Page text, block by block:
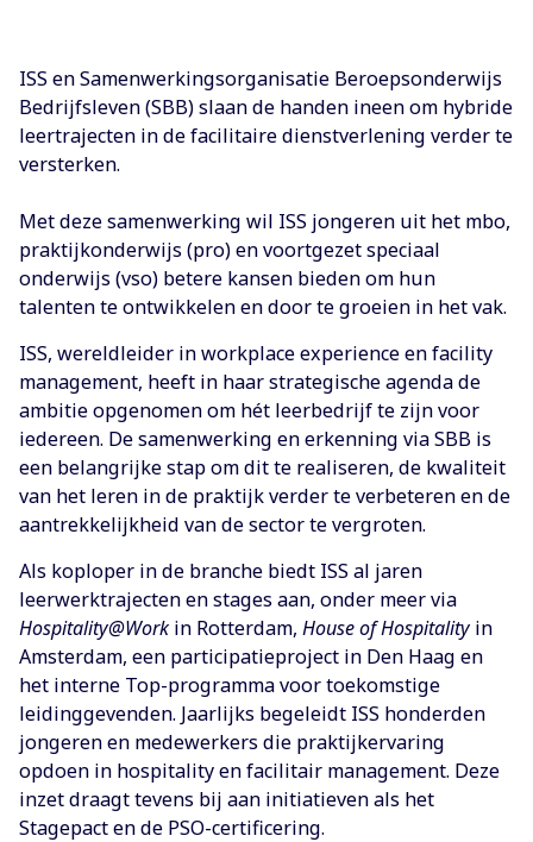
ISS en Samenwerkingsorganisatie Beroepsonderwijs
Bedrijfsleven (SBB) slaan de handen ineen om hybride
leertrajecten in de facilitaire dienstverlening verder te
versterken.
Met deze samenwerking wil ISS jongeren uit het mbo,
praktijkonderwijs (pro) en voortgezet speciaal
onderwijs (vso) betere kansen bieden om hun
talenten te ontwikkelen en door te groeien in het vak.
ISS, wereldleider in workplace experience en facility
management, heeft in haar strategische agenda de
ambitie opgenomen om hét leerbedrijf te zijn voor
iedereen. De samenwerking en erkenning via SBB is
een belangrijke stap om dit te realiseren, de kwaliteit
van het leren in de praktijk verder te verbeteren en de
aantrekkelijkheid van de sector te vergroten.
Als koploper in de branche biedt ISS al jaren
leerwerktrajecten en stages aan, onder meer via
Hospitality@Workin Rotterdam, House of Hospitality in
Amsterdam, een participatieproject in Den Haag en
het interne Top-programma voor toekomstige
leidinggevenden. Jaarlijks begeleidt ISS honderden
jongeren en medewerkers die praktijkervaring
opdoen in hospitality en facilitair management. Deze
inzet draagt tevens bij aan initiatieven als het
Stagepact en de PSO-certificering.